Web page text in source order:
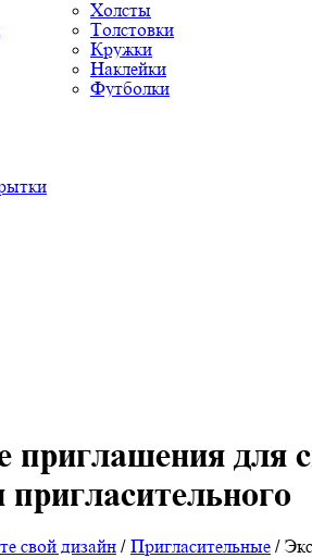
Холсты
Толстовки
Кружки
Наклейки
Футболки
приглашения для
свой дизайн / Пригласительные /